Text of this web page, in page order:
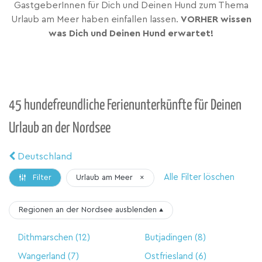
GastgeberInnen für Dich und Deinen Hund zum Thema
Urlaub am Meer haben einfallen lassen. VORHER wissen
was Dich und Deinen Hund erwartet!
45 hundefreundliche Ferienunterkünfte für Deinen
Urlaub an der Nordsee
Deutschland
Filter Urlaub am Meer × Alle Filter löschen
Regionen an der Nordsee ausblenden ▴
Dithmarschen (12) Butjadingen (8)
Wangerland (7) Ostfriesland (6)